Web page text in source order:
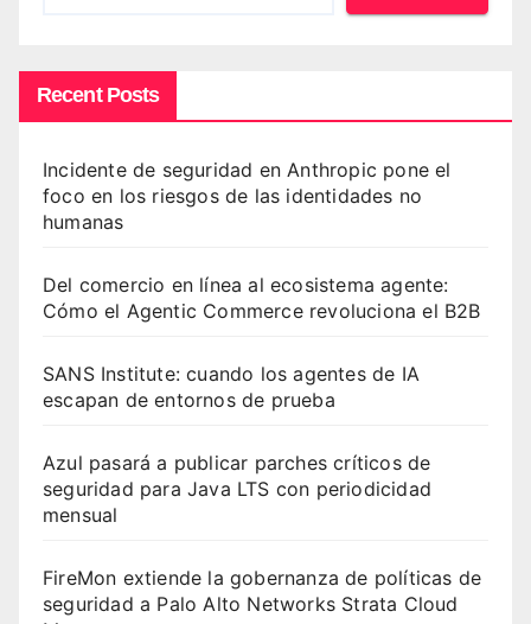
Recent Posts
Incidente de seguridad en Anthropic pone el
foco en los riesgos de las identidades no
humanas
Del comercio en línea al ecosistema agente:
Cómo el Agentic Commerce revoluciona el B2B
SANS Institute: cuando los agentes de IA
escapan de entornos de prueba
Azul pasará a publicar parches críticos de
seguridad para Java LTS con periodicidad
mensual
FireMon extiende la gobernanza de políticas de
seguridad a Palo Alto Networks Strata Cloud